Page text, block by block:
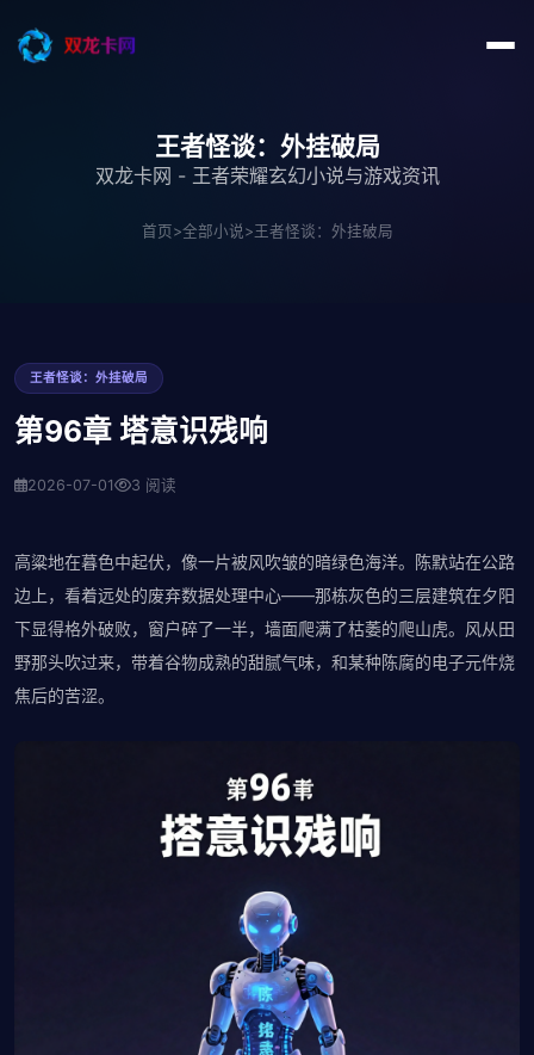
王者怪谈：外挂破局
双龙卡网 - 王者荣耀玄幻小说与游戏资讯
首页>全部小说>王者怪谈：外挂破局
王者怪谈：外挂破局
第96章 塔意识残响
2026-07-01 3 阅读
高粱地在暮色中起伏，像一片被风吹皱的暗绿色海洋。陈默站在公路
边上，看着远处的废弃数据处理中心——那栋灰色的三层建筑在夕阳
下显得格外破败，窗户碎了一半，墙面爬满了枯萎的爬山虎。风从田
野那头吹过来，带着谷物成熟的甜腻气味，和某种陈腐的电子元件烧
焦后的苦涩。